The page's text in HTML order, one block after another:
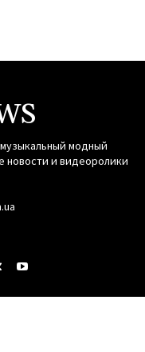
модный
новости и видеоролики